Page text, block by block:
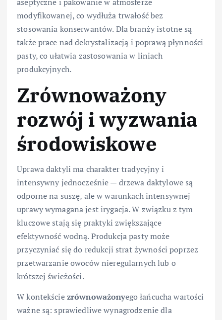
modyfikowanej, co wydłuża trwałość bez
stosowania konserwantów. Dla branży istotne są
także prace nad dekrystalizacją i poprawą płynności
pasty, co ułatwia zastosowania w liniach
produkcyjnych.
Zrównoważony
rozwój i wyzwania
środowiskowe
Uprawa daktyli ma charakter tradycyjny i
intensywny jednocześnie — drzewa daktylowe są
odporne na suszę, ale w warunkach intensywnej
uprawy wymagana jest irygacja. W związku z tym
kluczowe stają się praktyki zwiększające
efektywność wodną. Produkcja pasty może
przyczyniać się do redukcji strat żywności poprzez
przetwarzanie owoców nieregularnych lub o
krótszej świeżości.
W kontekściezrównoważonyego łańcucha wartości
ważne są: sprawiedliwe wynagrodzenie dla